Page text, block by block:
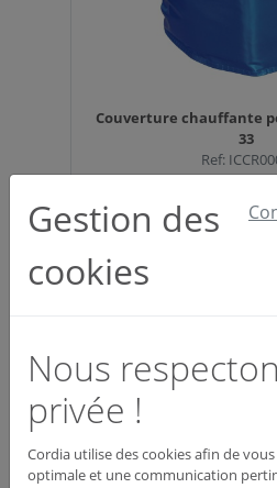
Couverture chauffante
33
Ref:
1 190,85 €
Couverture chauffante
Gestion des
cookies
Nous
privée !
Cordia utilise des cookies afin de
optimale et une communication